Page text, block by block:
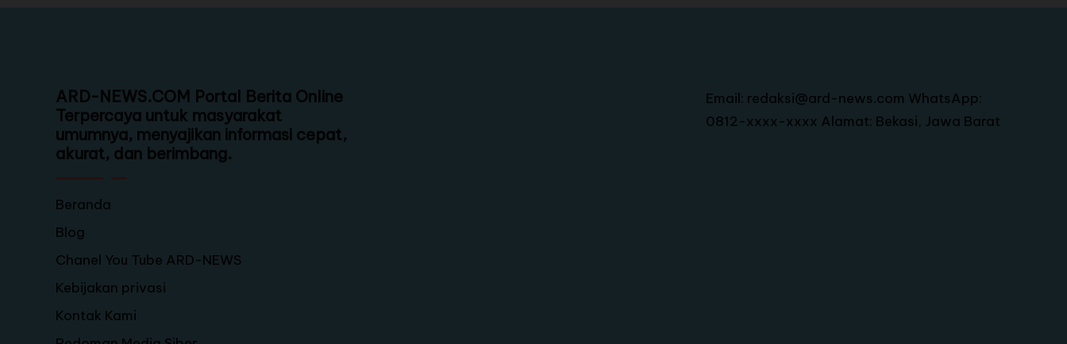
ARD-NEWS.COM Portal Berita Online
Terpercaya untuk masyarakat
umumnya, menyajikan informasi cepat,
akurat, dan berimbang.
Beranda
Blog
Chanel You Tube ARD-NEWS
Kebijakan privasi
Kontak Kami
Email: redaksi@ard-news.com WhatsApp:
0812-xxxx-xxxx Alamat: Bekasi, Jawa Barat